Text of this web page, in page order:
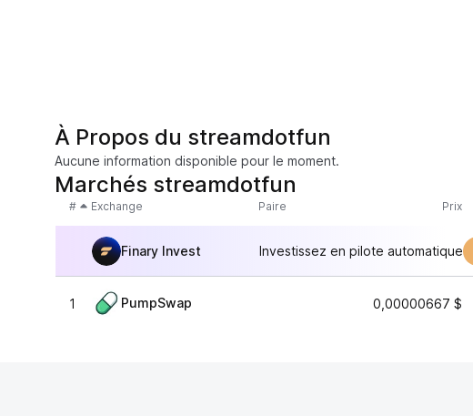
À Propos du streamdotfun
Aucune information disponible pour le moment.
Marchés streamdotfun
# Exchange Paire Prix
Finary Invest Investissez en pilote automatique
1 PumpSwap 0,00000667 $